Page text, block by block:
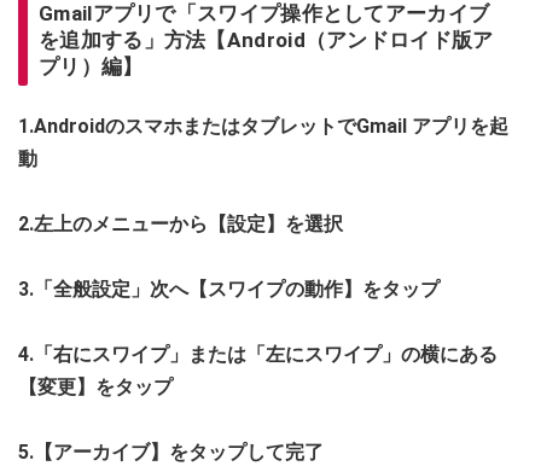
Gmailアプリで「スワイプ操作としてアーカイブ
を追加する」方法【Android（アンドロイド版ア
プリ）編】
1.AndroidのスマホまたはタブレットでGmail アプリを起
動
2.左上のメニューから【設定】を選択
3.「全般設定」次へ【スワイプの動作】をタップ
4.「右にスワイプ」または「左にスワイプ」の横にある
【変更】をタップ
5.【アーカイブ】をタップして完了